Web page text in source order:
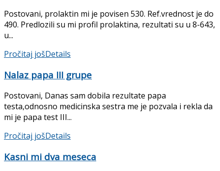
Postovani, prolaktin mi je povisen 530. Ref.vrednost je do
490. Predlozili su mi profil prolaktina, rezultati su u 8-643,
u...
Pročitaj jošDetails
Nalaz papa III grupe
Postovani, Danas sam dobila rezultate papa
testa,odnosno medicinska sestra me je pozvala i rekla da
mi je papa test III...
Pročitaj jošDetails
Kasni mi dva meseca